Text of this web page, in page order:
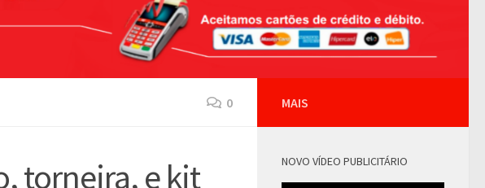
0
torneira, e kit
MAIS
NOVO VÍDEO PUBLICITÁRIO